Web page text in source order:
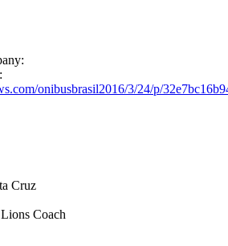
onibusbrasil2016/3/24/p/
Cruz
Coach